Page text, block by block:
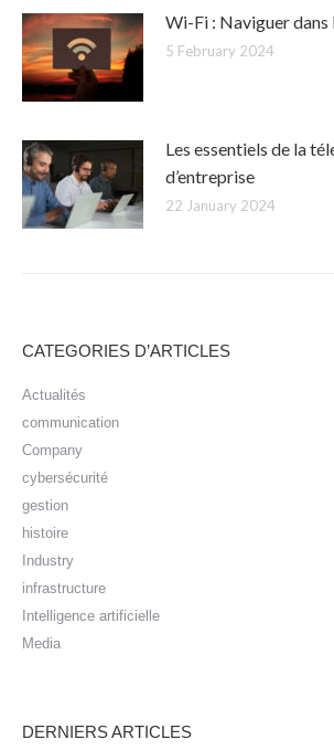
Wi-Fi : Naviguer dans
5 February 2024
Les essentiels de la
d’entreprise
22 January 2024
CATEGORIES D’ARTICLES
Actualités
communication
Company
cybersécurité
gestion
histoire
Industry
infrastructure
Intelligence artificielle
Media
DERNIERS ARTICLES